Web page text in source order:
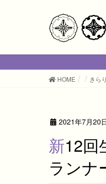
HOME きら
2021年7月20
新12回生 竹宇治總子さん2020オリンピック聖火
ランナ